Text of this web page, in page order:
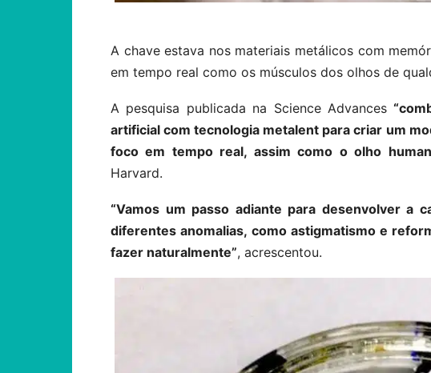
A chave estava nos materiais metálicos com
em tempo real como os músculos dos olhos de
A pesquisa publicada na Science Advances
artificial com tecnologia metalent para criar um
foco em tempo real, assim como o olho
Harvard.
“Vamos um passo adiante para desenvolver a
diferentes anomalias, como astigmatismo e
fazer naturalmente”, acrescentou.